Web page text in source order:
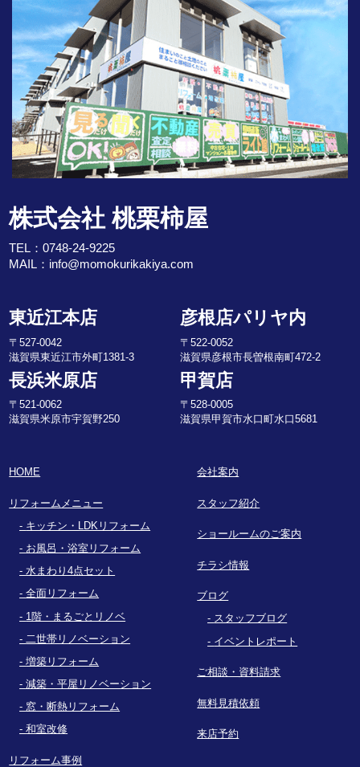
株式会社 桃栗柿屋
TEL：0748-24-9225
MAIL： info@momokurikakiya.com
東近江本店
〒527-0042
滋賀県東近江市外町1381-3
彦根店パリヤ内
〒522-0052
滋賀県彦根市長曽根南町472-2
長浜米原店
〒521-0062
滋賀県米原市宇賀野250
甲賀店
〒528-0005
滋賀県甲賀市水口町水口5681
HOME
リフォームメニュー
キッチン・LDKリフォーム
お風呂・浴室リフォーム
水まわり4点セット
全面リフォーム
1階・まるごとリノベ
二世帯リノベーション
増築リフォーム
減築・平屋リノベーション
窓・断熱リフォーム
和室改修
リフォーム事例
会社案内
スタッフ紹介
ショールームのご案内
チラシ情報
ブログ
スタッフブログ
イベントレポート
ご相談・資料請求
無料見積依頼
来店予約